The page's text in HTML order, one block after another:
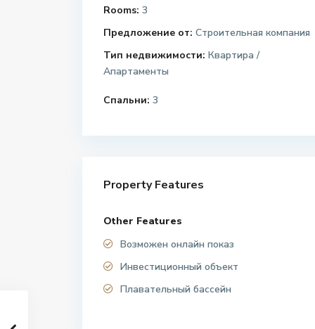
Rooms: 3
Предложение от: Строительная компания
Тип недвижимости: Квартира /
Апартаменты
Спальни: 3
Property Features
Other Features
Возможен онлайн показ
Инвестиционный объект
Плавательный бассейн